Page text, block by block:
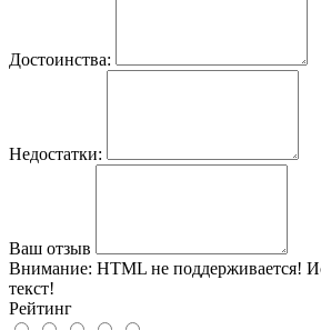
Достоинства:
Недостатки:
Ваш отзыв
Внимание: HTML не поддерживается!
текст!
Рейтинг